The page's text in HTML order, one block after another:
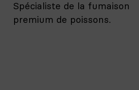
Spécialiste de la fumaison
premium de poissons.